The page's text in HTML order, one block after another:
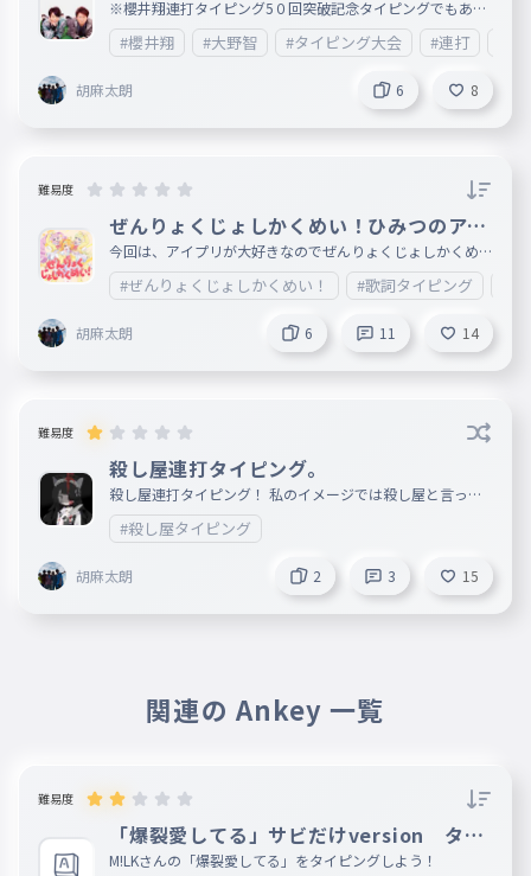
032
どでかいこのきもちはそうていがい
ぜんぶありったけ ぶつけたい！
爆裂LOVE！
ばくれつPEACE！
036 爆裂LOVE & PEACE！
ばくれつLOVE & PEACE！
誰にも邪魔させない Ah
038
た幸せ
きみとおなじちきゅうに うまれてであえたしあわせ
039 愛しい人が いるってだけで
いとしいひとが いるってだけで
040 輝きだす My Heart
キャパ越え寸前な感情 ビッグバン
星のスポットライト 月のミラーボ
ール
ほしのすぽっとらいと つきのみらーぼーる
※櫻井翔連打タイピング5０回突破記念タイピングでもある
よ 早めに１０月のタイピング大会しまーす。 今回は櫻井翔
と大野智を交互に打ってもらいまーす。 一位：フォロー&い
いね30 ニ位：フォロー&いいね20 三位：フォロー&いいね1
27まで 頑張ってください！！！！！！！！！！！！！！！
#櫻井翔 #大野智 #タイピング大会 #連打
胡麻太朗 6 8
難易度
ぜんりょくじょしかくめい！ひみつのアイ
プリオープニングテーマP丸様。歌詞タイ
！
今回は、アイプリが大好きなのでぜんりょくじょしかくめい
！の歌詞タイピングを作りました！ もしよかったらやって
ください！
#ぜんりょくじょしかくめい！ #歌詞タイピング
胡麻太朗 6 11 14
難易度
殺し屋連打タイピング。
殺し屋連打タイピング！ 私のイメージでは殺し屋と言った
らヨルさんですかね〜。
#殺し屋タイピング
胡麻太朗 2 3 15
関連の Ankey 一覧
難易度
「爆裂愛してる」サビだけversion タイ
ピング
M!LKさんの「爆裂愛してる」をタイピングしよう！